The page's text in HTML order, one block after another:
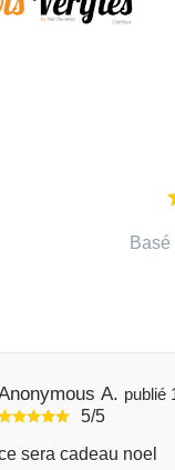
A.
5/5
sera cadeau noel